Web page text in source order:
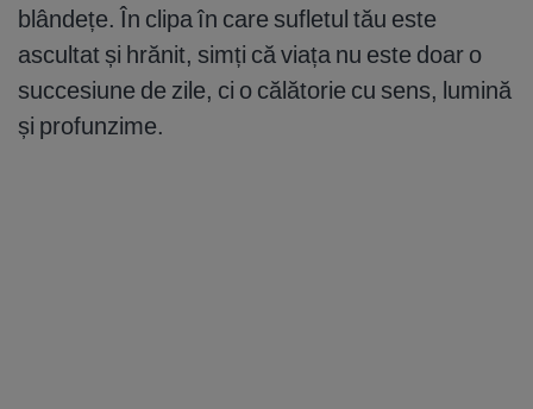
blândețe. În clipa în care sufletul tău este
ascultat și hrănit, simți că viața nu este doar o
succesiune de zile, ci o călătorie cu sens, lumină
și profunzime.